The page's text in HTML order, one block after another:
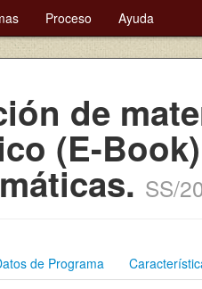
Proceso Ayuda
de
(E-
SS/
de Programa